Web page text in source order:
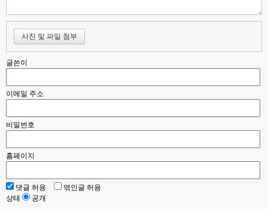
사진 및 파일 첨부
글쓴이
이메일 주소
비밀번호
홈페이지
댓글 허용
엮인글 허용
상태
공개